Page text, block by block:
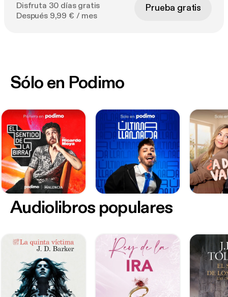
Disfruta 30 días gratis
Después 9,99 € / mes
Prueba gratis
Sólo en Podimo
Audiolibros populares